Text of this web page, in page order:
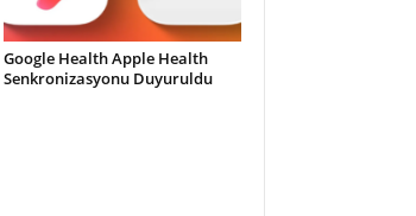
Google Health Apple Health
Senkronizasyonu Duyuruldu